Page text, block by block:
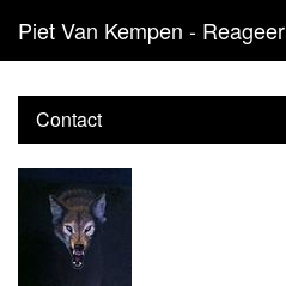
Piet Van Kempen - Reageer
Contact